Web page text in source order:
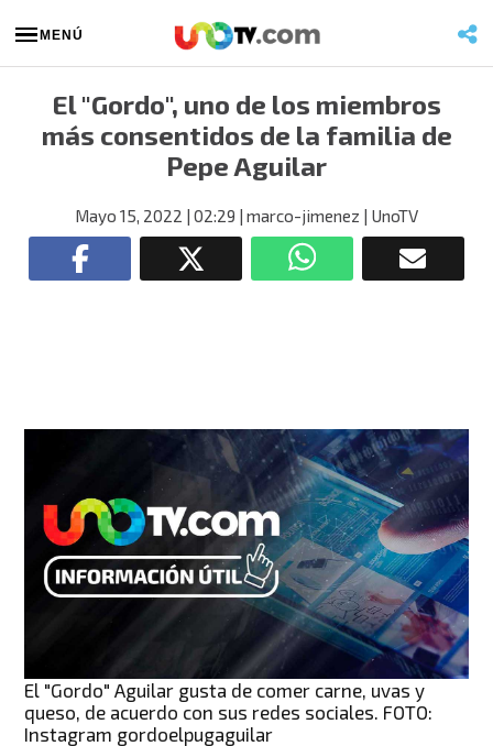
MENÚ
El "Gordo", uno de los miembros
más consentidos de la familia de
Pepe Aguilar
Mayo 15, 2022 | 02:29 | marco-jimenez | UnoTV
El "Gordo" Aguilar gusta de comer carne, uvas y
queso, de acuerdo con sus redes sociales. FOTO:
Instagram gordoelpugaguilar